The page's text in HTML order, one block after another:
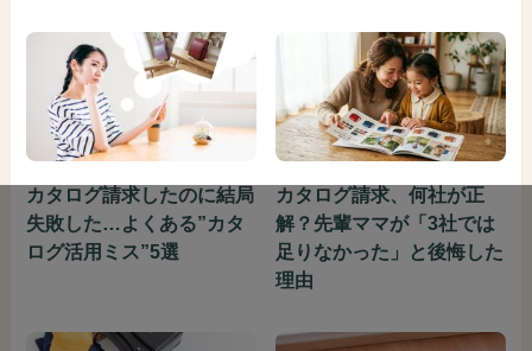
カタログ請求したのに結局
失敗した…よくある”カタ
ログ活用ミス”5選
カタログ請求、何社が正
解？先輩ママが「3社では
足りなかった」と後悔した
理由